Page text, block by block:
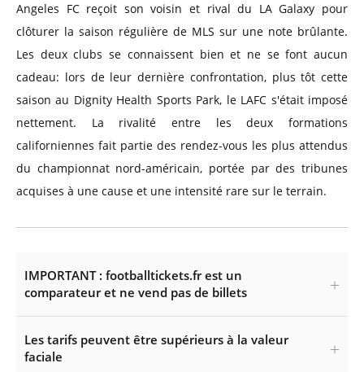
Angeles FC reçoit son voisin et rival du LA Galaxy pour
clôturer la saison régulière de MLS sur une note brûlante.
Les deux clubs se connaissent bien et ne se font aucun
cadeau: lors de leur dernière confrontation, plus tôt cette
saison au Dignity Health Sports Park, le LAFC s'était imposé
nettement. La rivalité entre les deux formations
californiennes fait partie des rendez-vous les plus attendus
du championnat nord-américain, portée par des tribunes
acquises à une cause et une intensité rare sur le terrain.
IMPORTANT : footballtickets.fr est un
comparateur et ne vend pas de billets
Les tarifs peuvent être supérieurs à la valeur
faciale